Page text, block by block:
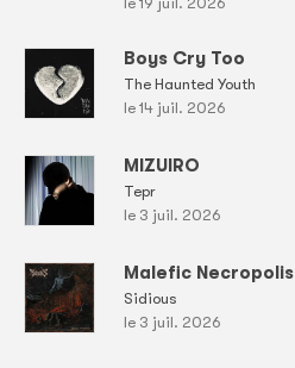
Boys Cry Too
The Haunted Youth
le 14 juil. 2026
MIZUIRO
Tepr
le 3 juil. 2026
Malefic Necropolis
Sidious
le 3 juil. 2026